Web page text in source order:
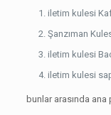
iletim kulesi
Şanzıman
iletim kulesi
iletim kulesi
bunlar arasında